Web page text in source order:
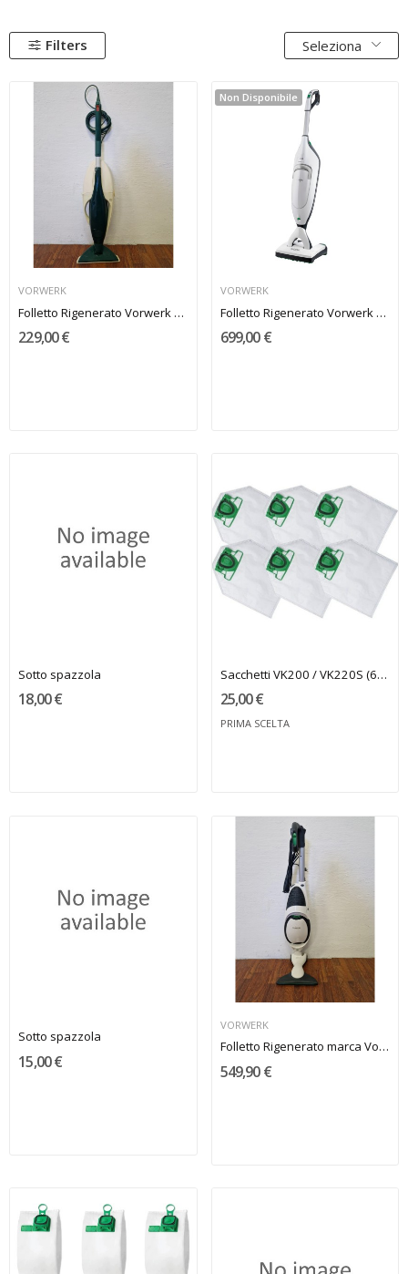
Filters Seleziona
VORWERK
Folletto Rigenerato Vorwerk VK 130
229,00 €
Non Disponibile
VORWERK
Folletto Rigenerato Vorwerk VK 220s
699,00 €
Sotto spazzola
18,00 €
Sacchetti VK200 / VK220S (6 pezzi)
25,00 €
PRIMA SCELTA
Sotto spazzola
15,00 €
VORWERK
Folletto Rigenerato marca Vorwerk modello VK150
549,90 €